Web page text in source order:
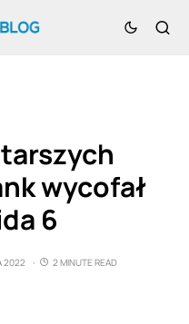
wycofał
6
2022
2 MINUTE READ